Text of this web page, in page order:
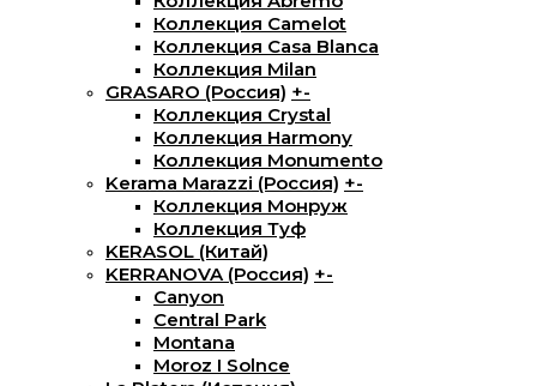
Коллекция Camelot
Коллекция Casa Blanca
Коллекция Milan
GRASARO (Россия) +-
Коллекция Crystal
Коллекция Harmony
Коллекция Monumento
Kerama Marazzi (Россия) +-
Коллекция Монруж
Коллекция Туф
KERASOL (Китай)
KERRANOVA (Россия) +-
Canyon
Central Park
Montana
Moroz I Solnce